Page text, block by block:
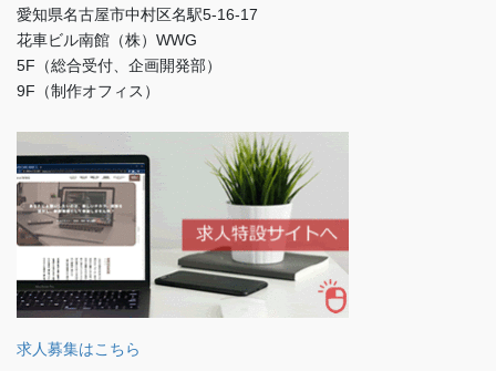
愛知県名古屋市中村区名駅5-16-17
花車ビル南館（株）WWG
5F（総合受付、企画開発部）
9F（制作オフィス）
求人募集はこちら